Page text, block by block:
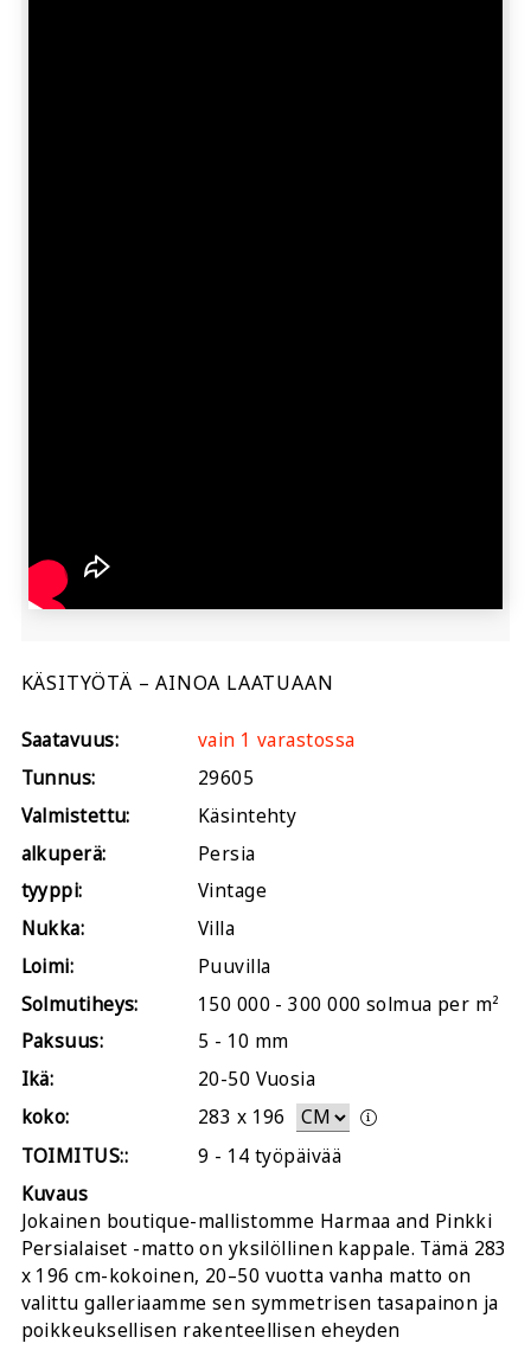
KÄSITYÖTÄ – AINOA LAATUAAN
Saatavuus:
vain 1 varastossa
Tunnus:
29605
Valmistettu:
Käsintehty
alkuperä:
Persia
tyyppi:
Vintage
Nukka:
Villa
Loimi:
Puuvilla
Solmutiheys:
150 000 - 300 000 solmua per m²
Paksuus:
5 - 10 mm
Ikä:
20-50 Vuosia
koko:
283 x 196
TOIMITUS::
9 - 14 työpäivää
Kuvaus
Jokainen boutique-mallistomme Harmaa and Pinkki
Persialaiset -matto on yksilöllinen kappale. Tämä 283
x 196 cm-kokoinen, 20–50 vuotta vanha matto on
valittu galleriaamme sen symmetrisen tasapainon ja
poikkeuksellisen rakenteellisen eheyden